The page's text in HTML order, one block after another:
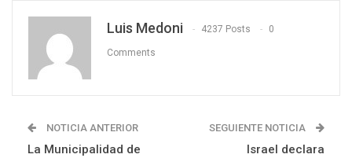
Luis Medoni 4237 Posts 0
Comments
NOTICIA ANTERIOR
La Municipalidad de
SEGUIENTE NOTICIA
Israel declara